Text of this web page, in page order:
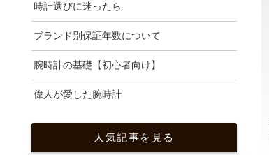
時計選びに迷ったら
ブランド別保証年数について
腕時計の基礎【初心者向け】
偉人が愛した腕時計
人気記事を見る